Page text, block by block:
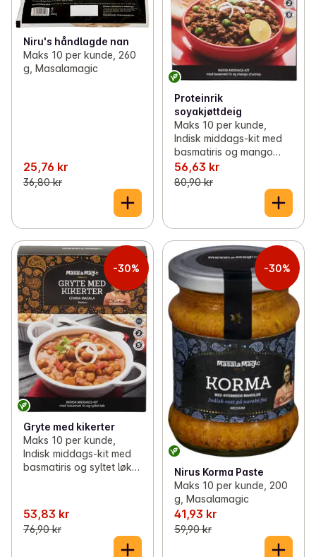
Niru's håndlagde nan
Maks 10 per kunde, 260
g, Masalamagic
25,76 kr
36,80 kr
Proteinrik
soyakjøttdeig
Maks 10 per kunde,
Indisk middags-kit med
basmatiris og mango
chutney, 685 g,
Masalamagic
56,63 kr
80,90 kr
-30%
Gryte med kikerter
Maks 10 per kunde,
Indisk middags-kit med
basmatiris og syltet løk,
53,83 kr
76,90 kr
-30%
Nirus Korma Paste
Maks 10 per kunde, 200
g, Masalamagic
41,93 kr
59,90 kr